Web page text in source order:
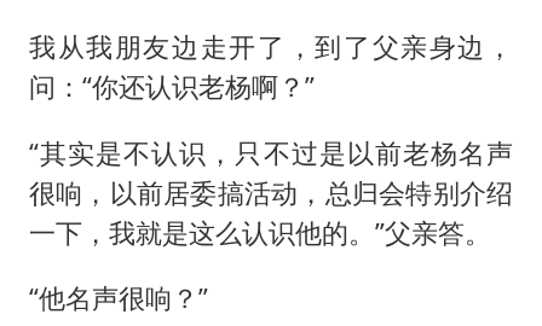
我从我朋友边走开了，到了父亲身边，
问：“你还认识老杨啊？”
“其实是不认识，只不过是以前老杨名声
很响，以前居委搞活动，总归会特别介绍
一下，我就是这么认识他的。”父亲答。
“他名声很响？”